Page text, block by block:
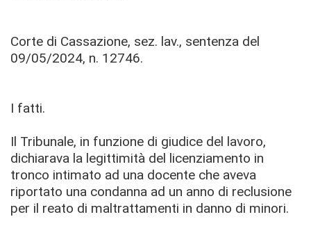
Corte di Cassazione, sez. lav., sentenza del
09/05/2024, n. 12746.
I fatti.
Il Tribunale, in funzione di giudice del lavoro,
dichiarava la legittimità del licenziamento in
tronco intimato ad una docente che aveva
riportato una condanna ad un anno di reclusione
per il reato di maltrattamenti in danno di minori.